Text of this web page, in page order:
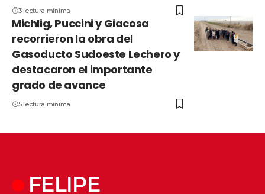
3 lectura mínima
Michlig, Puccini y Giacosa
recorrieron la obra del
Gasoducto Sudoeste Lechero y
destacaron el importante
grado de avance
5 lectura mínima
FELIPE